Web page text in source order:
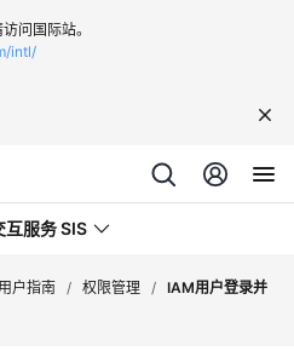
问国际站。
intl/
互服务 SIS
户指南 / 权限管理 / IAM用户登录并